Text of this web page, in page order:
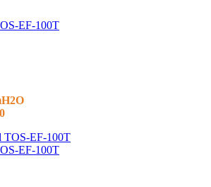
EF-100T
EF-100T